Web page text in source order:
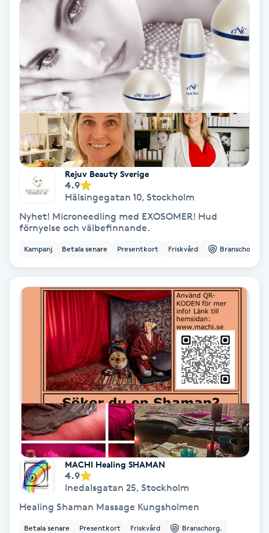
Ansiktsbehandling djuprengörande
Babylights
Balayage
Bambumassage
Barber
Barnklippning
BIAB
Bottenfärg
Brynformning
Brynfärgning
Brynplockning
Bröllopsuppsättning
Celluliter
Coachning
Rejuv Beauty Sverige
4.9
Hälsingegatan 10, Stockholm
Nyhet! Microneedling med EXOSOMER! Hud
förnyelse och välbefinnande.
Kampanj Betala senare Presentkort Friskvård Branschorg.
MACHI Healing SHAMAN
4.9
Inedalsgatan 25, Stockholm
Healing Shaman Massage Kungsholmen
Betala senare Presentkort Friskvård Branschorg.